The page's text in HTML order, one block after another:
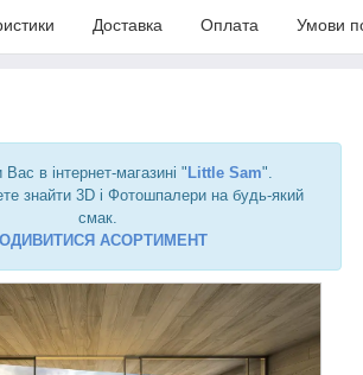
Доставка Оплата Умови
Вас в інтернет-магазині " Little Sam".
знайти 3D і Фотошпалери на будь-який
смак.
АСОРТИМЕНТ